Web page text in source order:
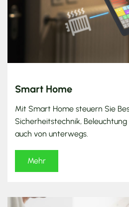
Smart Home
Mit Smart Home steuern Sie
Sicherheitstechnik,
auch von unterwegs.
Mehr